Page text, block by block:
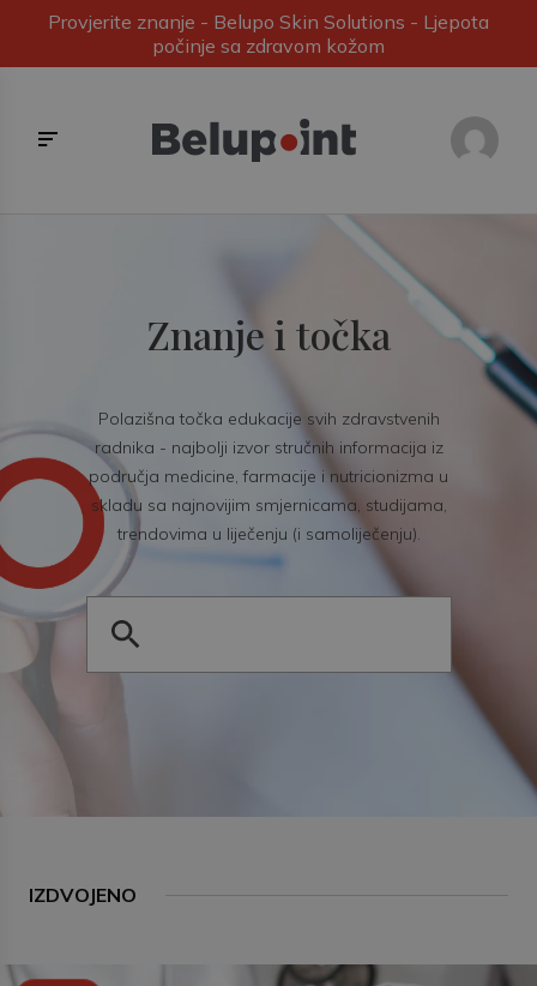
Provjerite znanje - Belupo Skin Solutions - Ljepota
počinje sa zdravom kožom
Znanje i točka
Polazišna točka edukacije svih zdravstvenih
radnika - najbolji izvor stručnih informacija iz
područja medicine, farmacije i nutricionizma u
skladu sa najnovijim smjernicama, studijama,
trendovima u liječenju (i samoliječenju).
IZDVOJENO